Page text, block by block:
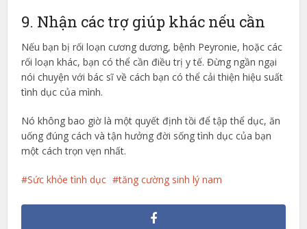
9. Nhận các trợ giúp khác nếu cần
Nếu bạn bị rối loạn cương dương, bệnh Peyronie, hoặc các
rối loạn khác, bạn có thể cần điều trị y tế. Đừng ngần ngại
nói chuyện với bác sĩ về cách bạn có thể cải thiện hiệu suất
tình dục của mình.
Nó không bao giờ là một quyết định tồi để tập thể dục, ăn
uống đúng cách và tận hưởng đời sống tình dục của bạn
một cách trọn vẹn nhất.
Sức khỏe tình dục tăng cường sinh lý nam